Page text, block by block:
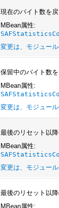
現在のバイト数を
MBean属性:
変更は、モジュー
保留中のバイト数
MBean属性:
変更は、モジュー
最後のリセット以
MBean属性:
変更は、モジュー
最後のリセット以
MBean属性: